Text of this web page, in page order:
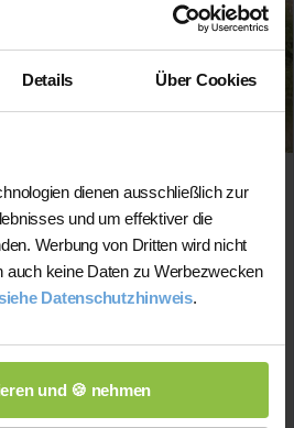
Details Über Cookies
dienen ausschließlich zur
und um effektiver die
Werbung von Dritten wird nicht
auch keine Daten zu Werbezwecken
Datenschutzhinweis.
und 🍪 nehmen
Niveau)
auch Englisch Nachhilfe
zuhause Englisch spreche.